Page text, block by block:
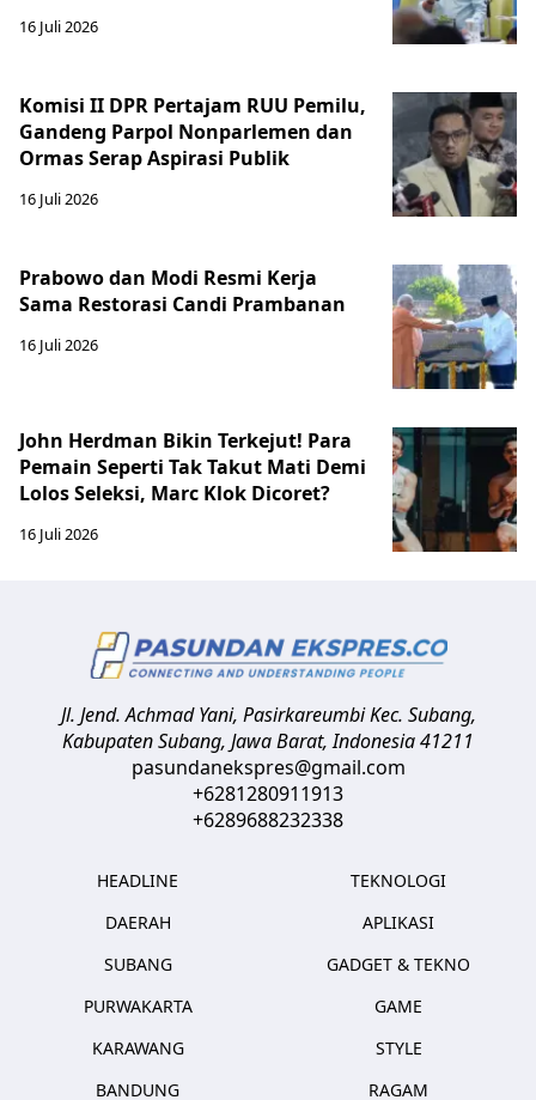
16 Juli 2026
Komisi II DPR Pertajam RUU Pemilu,
Gandeng Parpol Nonparlemen dan
Ormas Serap Aspirasi Publik
16 Juli 2026
Prabowo dan Modi Resmi Kerja
Sama Restorasi Candi Prambanan
16 Juli 2026
John Herdman Bikin Terkejut! Para
Pemain Seperti Tak Takut Mati Demi
Lolos Seleksi, Marc Klok Dicoret?
16 Juli 2026
Jl. Jend. Achmad Yani, Pasirkareumbi Kec. Subang,
Kabupaten Subang, Jawa Barat,Indonesia41211
pasundanekspres@gmail.com
+6281280911913
+6289688232338
HEADLINE
DAERAH
SUBANG
PURWAKARTA
KARAWANG
BANDUNG
TEKNOLOGI
APLIKASI
GADGET & TEKNO
GAME
STYLE
RAGAM